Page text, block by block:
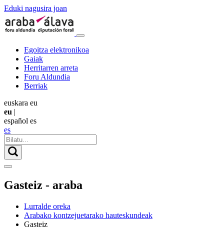
Eduki nagusira joan
Egoitza elektronikoa
Gaiak
Herritarren arreta
Foru Aldundia
Berriak
euskara eu
eu |
español es
es
Gasteiz - araba
Lurralde oreka
Arabako kontzejuetarako hauteskundeak
Gasteiz